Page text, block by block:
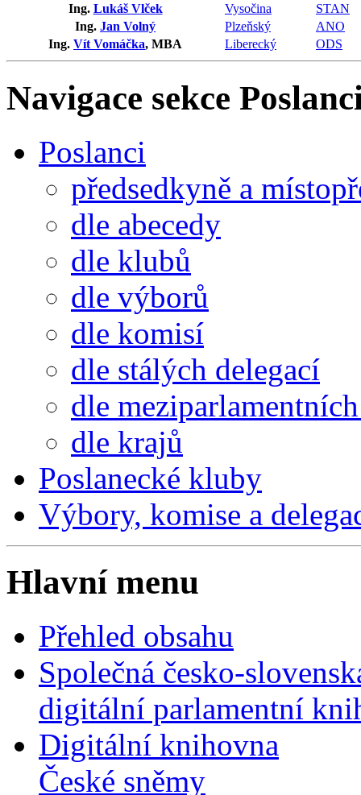
Ing. Lukáš Vlček Vysočina
STAN
Ing. Jan Volný Plzeňský
ANO
Ing. Vít Vomáčka, MBA Liberecký ODS
Navigace sekce
Poslanci
předsedkyně a
dle abecedy
dle klubů
dle výborů
dle komisí
dle stálých delegací
dle
dle krajů
Poslanecké kluby
Výbory, komise a
Hlavní menu
Přehled obsahu
Společná česko-
digitální parlamentní
Digitální knihovna
České sněmy